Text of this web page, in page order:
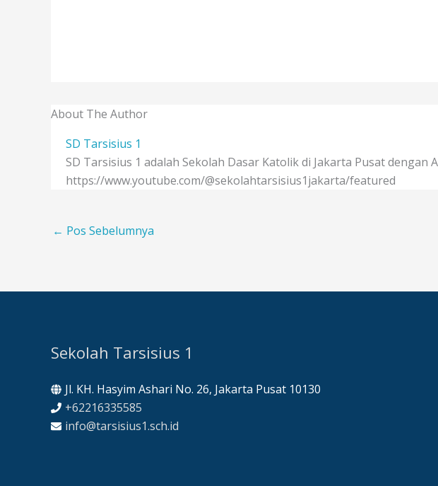
About The Author
SD Tarsisius 1
SD Tarsisius 1 adalah Sekolah Dasar Katolik di Jakarta Pusat
https://www.youtube.com/@sekolahtarsisius1jakarta/featured
← Pos Sebelumnya
Sekolah Tarsisius 1
Jl. KH. Hasyim Ashari No. 26, Jakarta Pusat 10130
+62216335585
info@tarsisius1.sch.id